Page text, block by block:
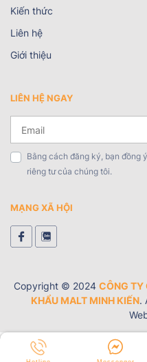
Kiến thức
Liên hệ
Giới thiệu
LIÊN HỆ NGAY
Bằng cách đăng ký, bạn đồng
riêng tư của chúng tôi.
MẠNG XÃ HỘI
Copyright © 2024 CÔNG TY
KHẨU MALT MINH KIẾN.